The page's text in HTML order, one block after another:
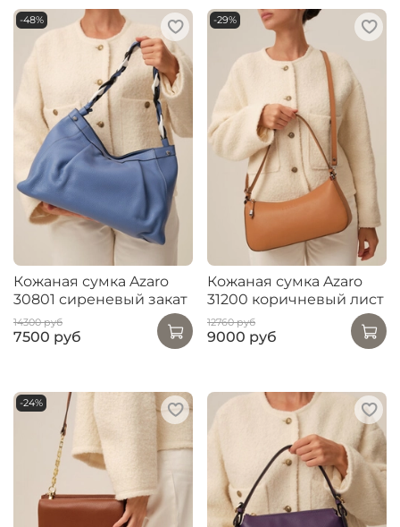
-48%
Кожаная сумка Azaro
30801 сиреневый закат
14300 руб
7500 руб
-29%
Кожаная сумка Azaro
31200 коричневый лист
12760 руб
9000 руб
-24%